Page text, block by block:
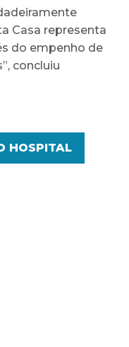
Casa representa
do empenho de
concluiu
HOSPITAL